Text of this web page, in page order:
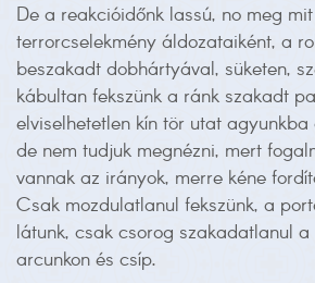
De a reakcióidőnk lassú, no meg
terrorcselekmény áldozataiként, a
beszakadt dobhártyával, süketen,
kábultan fekszünk a ránk szakadt
elviselhetetlen kín tör utat
de nem tudjuk megnézni, mert
vannak az irányok, merre kéne
Csak mozdulatlanul fekszünk, a
látunk, csak csorog szakadatlanul
arcunkon és csíp.